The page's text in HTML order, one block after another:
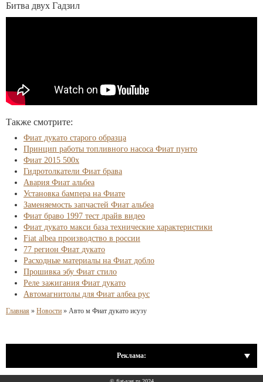
Битва двух Гадзил
Также смотрите:
Фиат дукато старого образца
Принцип работы топливного насоса Фиат пунто
Фиат 2015 500x
Гидротолкатели Фиат брава
Авария Фиат альбеа
Установка бампера на Фиате
Заменяемость запчастей Фиат альбеа
Фиат браво 1997 тест драйв видео
Фиат дукато макси база технические характеристики
Fiat albea производство в россии
77 регион Фиат дукато
Расходные материалы на Фиат добло
Прошивка эбу Фиат стило
Реле зажигания Фиат дукато
Автомагнитолы для Фиат албеа рус
Главная » Новости » Авто м Фиат дукато исузу
Реклама: